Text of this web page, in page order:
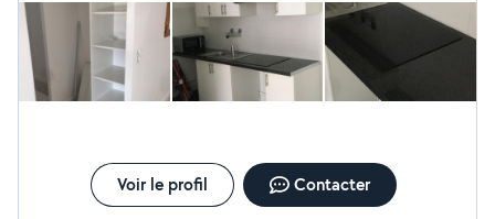
c’était moi je demander des modifications il ne gère pas du
tout les cuisines travail grossiers 4 meubles haut 4 meubles
bas qui ont durée 8JOURS tout les jours demain au final viens
vers les 18h il peut plus percer en sachant que je suis avec un
enfant de 4 ans sans cuisine a manger dehors pendant 8JOURS
pck rempli de poussière cuisine non achever et enceinte de
commentaire passez votre chemin si vs souhaitez faire une
Voir le profil Contacter